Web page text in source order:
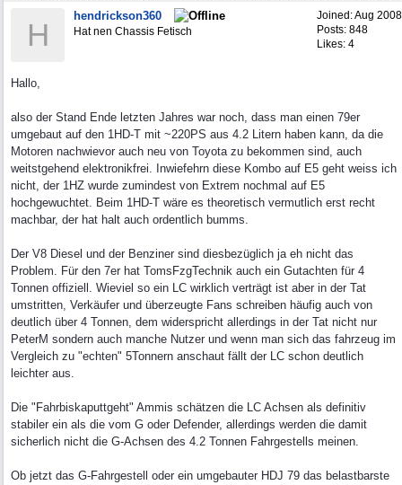
Joined:Aug 2008
Posts: 848
Likes: 4
H
hendrickson360
Hat nen Chassis Fetisch
Hallo,
also der Stand Ende letzten Jahres war noch, dass man einen 79er
umgebaut auf den 1HD-T mit ~220PS aus 4.2 Litern haben kann, da die
Motoren nachwievor auch neu von Toyota zu bekommen sind, auch
weitstgehend elektronikfrei. Inwiefehrn diese Kombo auf E5 geht weiss ich
nicht, der 1HZ wurde zumindest von Extrem nochmal auf E5
hochgewuchtet. Beim 1HD-T wäre es theoretisch vermutlich erst recht
machbar, der hat halt auch ordentlich bumms.
Der V8 Diesel und der Benziner sind diesbezüglich ja eh nicht das
Problem. Für den 7er hat TomsFzgTechnik auch ein Gutachten für 4
Tonnen offiziell. Wieviel so ein LC wirklich verträgt ist aber in der Tat
umstritten, Verkäufer und überzeugte Fans schreiben häufig auch von
deutlich über 4 Tonnen, dem widerspricht allerdings in der Tat nicht nur
PeterM sondern auch manche Nutzer und wenn man sich das fahrzeug im
Vergleich zu "echten" 5Tonnern anschaut fällt der LC schon deutlich
leichter aus.
Die "Fahrbiskaputtgeht" Ammis schätzen die LC Achsen als definitiv
stabiler ein als die vom G oder Defender, allerdings werden die damit
sicherlich nicht die G-Achsen des 4.2 Tonnen Fahrgestells meinen.
Ob jetzt das G-Fahrgestell oder ein umgebauter HDJ 79 das belastbarste